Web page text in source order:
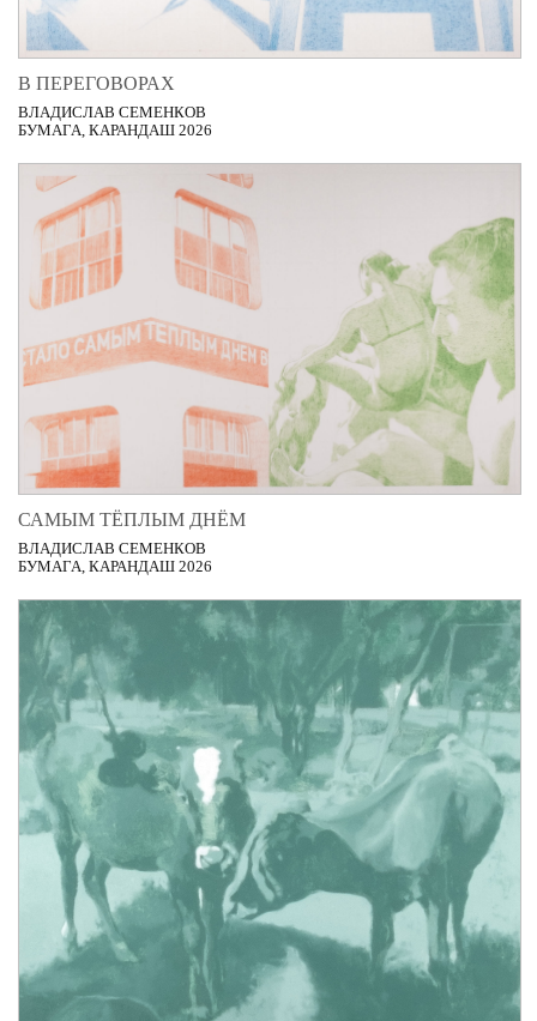
В ПЕРЕГОВОРАХ
ВЛАДИСЛАВ СЕМЕНКОВ
БУМАГА, КАРАНДАШ 2026
САМЫМ ТЁПЛЫМ ДНЁМ
ВЛАДИСЛАВ СЕМЕНКОВ
БУМАГА, КАРАНДАШ 2026